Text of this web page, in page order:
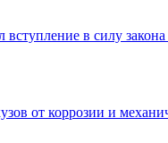
вступление в силу
от коррозии и